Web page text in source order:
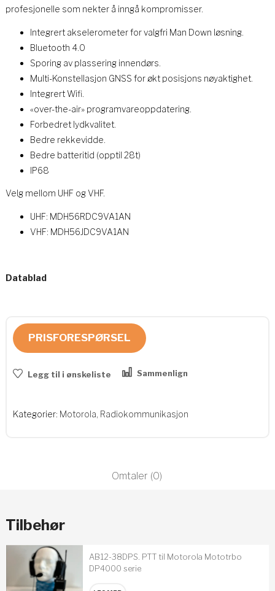
profesjonelle som nekter å inngå kompromisser.
Integrert akselerometer for valgfri Man Down løsning.
Bluetooth 4.0
Sporing av plassering innendørs.
Multi-Konstellasjon GNSS for økt posisjons nøyaktighet.
Integrert Wifi.
«over-the-air» programvareoppdatering.
Forbedret lydkvalitet.
Bedre rekkevidde.
Bedre batteritid (opptil 28t)
IP68
Velg mellom UHF og VHF.
UHF: MDH56RDC9VA1AN
VHF: MDH56JDC9VA1AN
Datablad
PRISFORESPØRSEL
Legg til i ønskeliste Sammenlign
Kategorier: Motorola, Radiokommunikasjon
Omtaler (0)
Tilbehør
AB12-38DPS. PTT til Motorola Mototrbo
DP4000 serie